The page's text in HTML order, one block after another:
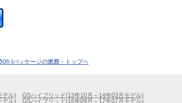
Iパッケージの燃費・トップヘ
デル)
GSハイブリッド(13年10月～14年03月モデル)
デル)
GSハイブリッド(16年09月～17年07月モデル)